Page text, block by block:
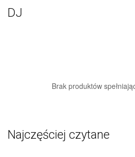
DJ
Brak produktów
Najczęściej czytane